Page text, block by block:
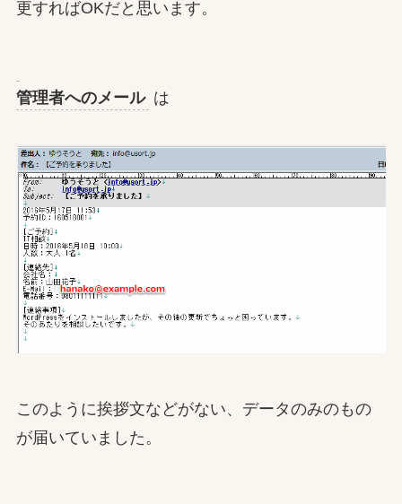
更すればOKだと思います。
管理者へのメール は
このように挨拶文などがない、データのみのもの
が届いていました。